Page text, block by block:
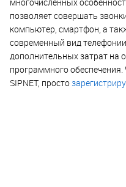
позволяет совершать
компьютер, смартфон, а
современный вид
дополнительных затрат на
программного
SIPNET, просто